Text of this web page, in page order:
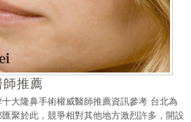
推薦
大隆鼻手術權威醫師推薦資訊參考 台北為
聚於此，競爭相對其他地方激烈許多，開設